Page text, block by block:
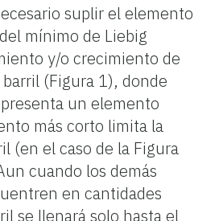
suplir el elemento
mínimo de Liebig
y/o crecimiento de
(Figura 1), donde
un elemento
más corto limita la
(en el caso de la Figura
cuando los demás
en cantidades
se llenará solo hasta el